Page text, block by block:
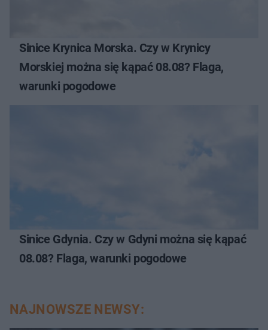
Sinice Krynica Morska. Czy w Krynicy
Morskiej można się kąpać 08.08? Flaga,
warunki pogodowe
Sinice Gdynia. Czy w Gdyni można się kąpać
08.08? Flaga, warunki pogodowe
NAJNOWSZE NEWSY: